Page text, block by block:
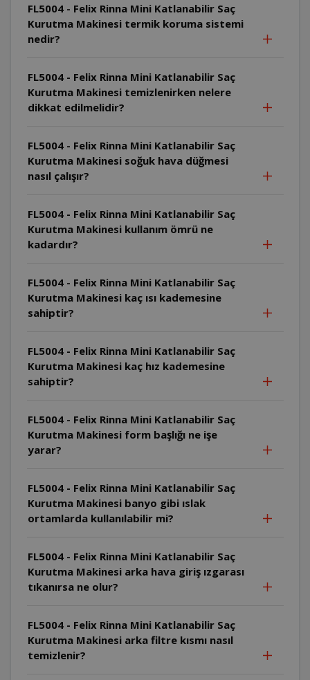
FL5004 - Felix Rinna Mini Katlanabilir Saç
Kurutma Makinesi termik koruma sistemi
nedir?
FL5004 - Felix Rinna Mini Katlanabilir Saç
Kurutma Makinesi temizlenirken nelere
dikkat edilmelidir?
FL5004 - Felix Rinna Mini Katlanabilir Saç
Kurutma Makinesi soğuk hava düğmesi
nasıl çalışır?
FL5004 - Felix Rinna Mini Katlanabilir Saç
Kurutma Makinesi kullanım ömrü ne
kadardır?
FL5004 - Felix Rinna Mini Katlanabilir Saç
Kurutma Makinesi kaç ısı kademesine
sahiptir?
FL5004 - Felix Rinna Mini Katlanabilir Saç
Kurutma Makinesi kaç hız kademesine
sahiptir?
FL5004 - Felix Rinna Mini Katlanabilir Saç
Kurutma Makinesi form başlığı ne işe
yarar?
FL5004 - Felix Rinna Mini Katlanabilir Saç
Kurutma Makinesi banyo gibi ıslak
ortamlarda kullanılabilir mi?
FL5004 - Felix Rinna Mini Katlanabilir Saç
Kurutma Makinesi arka hava giriş ızgarası
tıkanırsa ne olur?
FL5004 - Felix Rinna Mini Katlanabilir Saç
Kurutma Makinesi arka filtre kısmı nasıl
temizlenir?